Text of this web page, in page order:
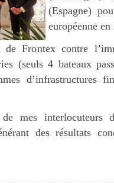
(Espagne)
européenne
Frontex contre
(seuls 4 bateaux
d’infrastructures
mes interlocuteurs
des résultats